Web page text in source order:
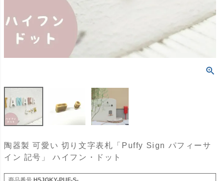
陶器製 可愛い 切り文字表札「Puffy Sign パフィーサ
イン 記号」 ハイフン・ドット